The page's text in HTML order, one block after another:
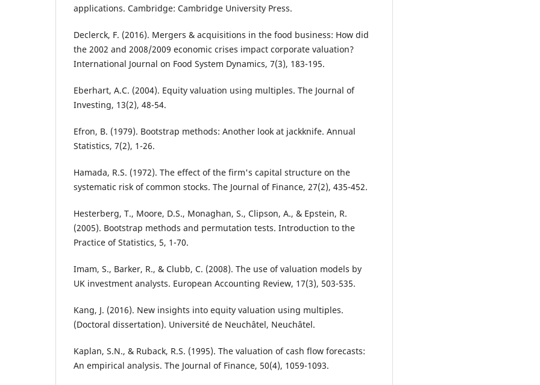
applications. Cambridge: Cambridge University Press.
Declerck, F. (2016). Mergers & acquisitions in the food business: How did
the 2002 and 2008/2009 economic crises impact corporate valuation?
International Journal on Food System Dynamics, 7(3), 183-195.
Eberhart, A.C. (2004). Equity valuation using multiples. The Journal of
Investing, 13(2), 48-54.
Efron, B. (1979). Bootstrap methods: Another look at jackknife. Annual
Statistics, 7(2), 1-26.
Hamada, R.S. (1972). The effect of the firm's capital structure on the
systematic risk of common stocks. The Journal of Finance, 27(2), 435-452.
Hesterberg, T., Moore, D.S., Monaghan, S., Clipson, A., & Epstein, R.
(2005). Bootstrap methods and permutation tests. Introduction to the
Practice of Statistics, 5, 1-70.
Imam, S., Barker, R., & Clubb, C. (2008). The use of valuation models by
UK investment analysts. European Accounting Review, 17(3), 503-535.
Kang, J. (2016). New insights into equity valuation using multiples.
(Doctoral dissertation). Université de Neuchâtel, Neuchâtel.
Kaplan, S.N., & Ruback, R.S. (1995). The valuation of cash flow forecasts:
An empirical analysis. The Journal of Finance, 50(4), 1059-1093.